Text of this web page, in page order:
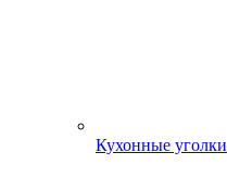
Кухонные уголки